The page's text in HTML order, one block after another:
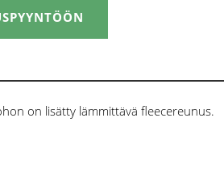
on lisätty lämmittävä fleecereunus.